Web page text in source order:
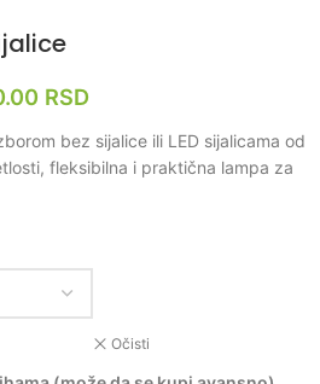
RSD
bez sijalice ili LED sijalicama od
fleksibilna i praktična lampa za
Očisti